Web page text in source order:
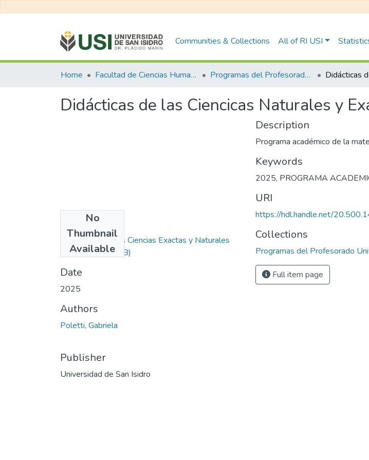
Communities & Collections All of RI USI
Home Facultad de Ciencias Humanas y Sociales Programas del Profesorado Universitario para Nivel Secundario y Superior
Didácticas de las Ciencicas Naturales y
No
Thumbnail
Available
Didáctica de las Ciencias Exactas y Naturales
(1).pdf(218.11 KB)
Date
2025
Authors
Poletti, Gabriela
Publisher
Universidad de San Isidro
Description
Programa académico de la
Keywords
2025, PROGRAMA
URI
https://hdl.handle.net/
Collections
Programas del Profesorado
Full item page